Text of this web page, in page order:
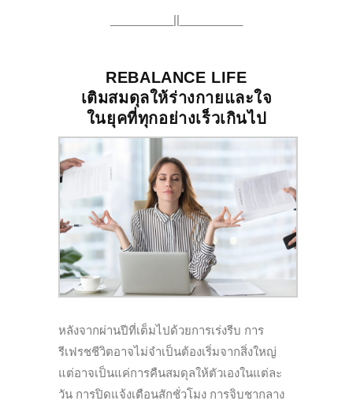
__________||__________
REBALANCE LIFE
เติมสมดุลให้ร่างกายและใจ
ในยุคที่ทุกอย่างเร็วเกินไป
หลังจากผ่านปีที่เต็มไปด้วยการเร่งรีบ การ
รีเฟรชชีวิตอาจไม่จำเป็นต้องเริ่มจากสิ่งใหญ่
แต่อาจเป็นแค่การคืนสมดุลให้ตัวเองในแต่ละ
วัน การปิดแจ้งเตือนสักชั่วโมง การจิบชากลาง